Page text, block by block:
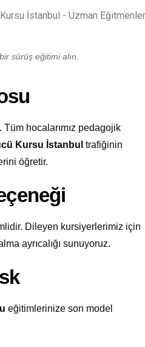
sürüş eğitimi alın.
Tüm hocalarımız pedagojik
Kursu İstanbul trafiğinin
öğretir.
Dileyen kursiyerlerimiz için
ayrıcalığı sunuyoruz.
eğitimlerinize son model